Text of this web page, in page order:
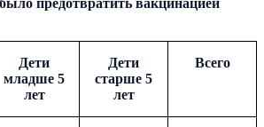
предотвратить вакцинацией
Дети
младше 5
лет
Дети
старше 5
лет
Всего